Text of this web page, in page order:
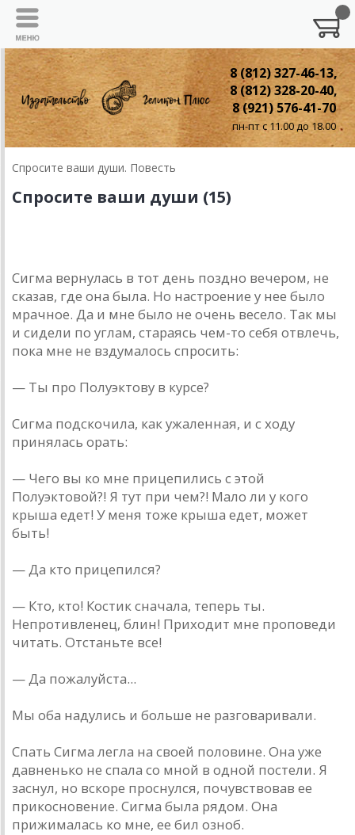
8 (812) 327-46-13,
8 (812) 328-20-40,
8 (921) 576-41-70
пн-пт с 11.00 до 18.00
Спросите ваши души. Повесть
Спросите ваши души (15)
Сигма вернулась в тот день поздно вечером, не
сказав, где она была. Но настроение у нее было
мрачное. Да и мне было не очень весело. Так мы
и сидели по углам, стараясь чем-то себя отвлечь,
пока мне не вздумалось спросить:
— Ты про Полуэктову в курсе?
Сигма подскочила, как ужаленная, и с ходу
принялась орать:
— Чего вы ко мне прицепились с этой
Полуэктовой?! Я тут при чем?! Мало ли у кого
крыша едет! У меня тоже крыша едет, может
быть!
— Да кто прицепился?
— Кто, кто! Костик сначала, теперь ты.
Непротивленец, блин! Приходит мне проповеди
читать. Отстаньте все!
— Да пожалуйста...
Мы оба надулись и больше не разговаривали.
Спать Сигма легла на своей половине. Она уже
давненько не спала со мной в одной постели. Я
заснул, но вскоре проснулся, почувствовав ее
прикосновение. Сигма была рядом. Она
прижималась ко мне, ее бил озноб.